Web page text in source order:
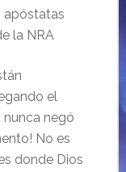
apóstatas
la NRA
el
nunca negó
No es
donde Dios